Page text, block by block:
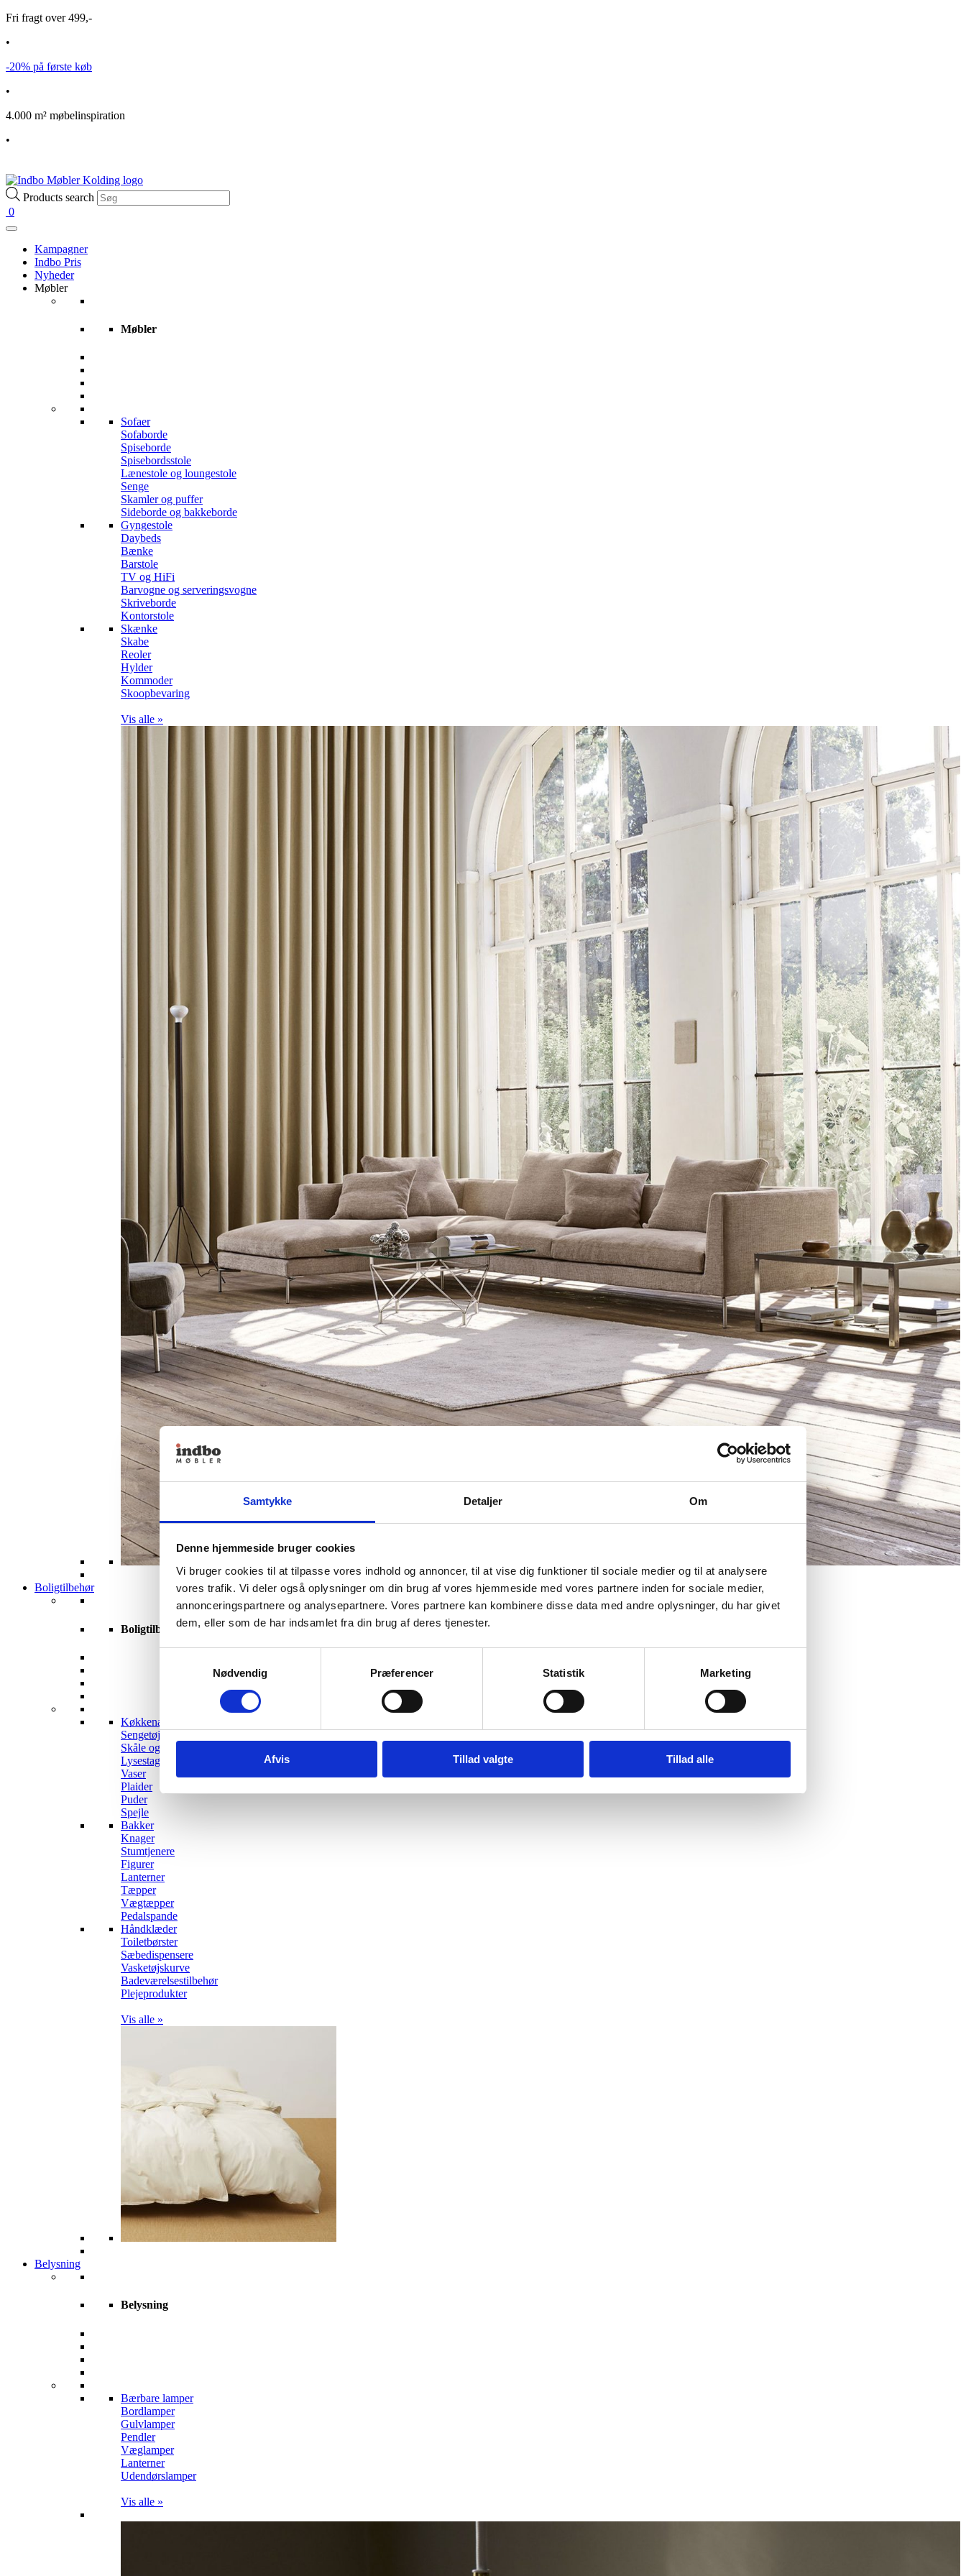
Samtykke Detaljer Om
Denne hjemmeside bruger cookies
Vi bruger cookies til at tilpasse vores indhold og annoncer, til at vise dig funktioner til sociale medier og til at analysere
vores trafik. Vi deler også oplysninger om din brug af vores hjemmeside med vores partnere inden for sociale medier,
annonceringspartnere og analysepartnere. Vores partnere kan kombinere disse data med andre oplysninger, du har givet
dem, eller som de har indsamlet fra din brug af deres tjenester.
Nødvendig
Præferencer Statistik Marketing
Afvis Tillad valgte Tillad alle
Fri fragt over 499,-
•
-20% på første køb
•
4.000 m² møbelinspiration
•
Products search
0
Kampagner
Indbo Pris
Nyheder
Møbler
Møbler
Sofaer
Sofaborde
Spiseborde
Spisebordsstole
Lænestole og loungestole
Senge
Skamler og puffer
Sideborde og bakkeborde
Gyngestole
Daybeds
Bænke
Barstole
TV og HiFi
Barvogne og serveringsvogne
Skriveborde
Kontorstole
Skænke
Skabe
Reoler
Hylder
Kommoder
Skoopbevaring
Vis alle »
Boligtilbehør
Boligtilbehør
Køkkenartikler
Sengetøj
Skåle og fade
Lysestager og lys
Vaser
Plaider
Puder
Spejle
Bakker
Knager
Stumtjenere
Figurer
Lanterner
Tæpper
Vægtæpper
Pedalspande
Håndklæder
Toiletbørster
Sæbedispensere
Vasketøjskurve
Badeværelsestilbehør
Plejeprodukter
Vis alle »
Belysning
Belysning
Bærbare lamper
Bordlamper
Gulvlamper
Pendler
Væglamper
Lanterner
Udendørslamper
Vis alle »